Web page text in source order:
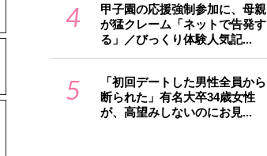
4
甲子園の応援強制参加に、母親
が猛クレーム「ネットで告発す
る」／びっくり体験人気記...
5
「初回デートした男性全員から
断られた」有名大卒34歳女性
が、高望みしないのにお見...